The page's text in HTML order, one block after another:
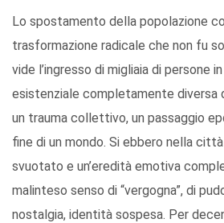
Lo spostamento della popolazione
trasformazione radicale che non fu
vide l’ingresso di migliaia di persone
esistenziale completamente diversa
un trauma collettivo, un passaggio
fine di un mondo. Si ebbero nella
svuotato e un’eredità emotiva
malinteso senso di “vergogna”, di
nostalgia, identità sospesa. Per